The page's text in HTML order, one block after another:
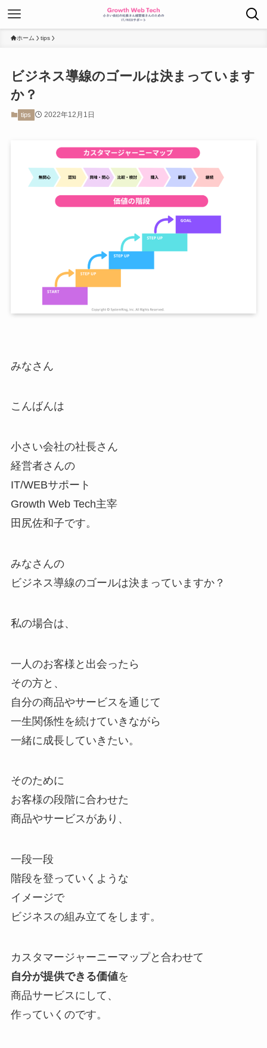
ホーム tips
ビジネス導線のゴールは決まっています
か？
tips 2022年12月1日
みなさん
こんばんは
小さい会社の社長さん
経営者さんの
IT/WEBサポート
Growth Web Tech主宰
田尻佐和子です。
みなさんの
ビジネス導線のゴールは決まっていますか？
私の場合は、
一人のお客様と出会ったら
その方と、
自分の商品やサービスを通じて
一生関係性を続けていきながら
一緒に成長していきたい。
そのために
お客様の段階に合わせた
商品やサービスがあり、
一段一段
階段を登っていくような
イメージで
ビジネスの組み立てをします。
カスタマージャーニーマップと合わせて
自分が提供できる価値を
商品サービスにして、
作っていくのです。